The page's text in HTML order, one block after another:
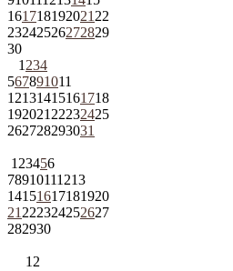
161718192021 22
23242526272829
30
1 234
567891011
12131415161718
192021 22232425
262728293031
1 23456
78910111213
14151617181920
21 222324252627
282930
1 2